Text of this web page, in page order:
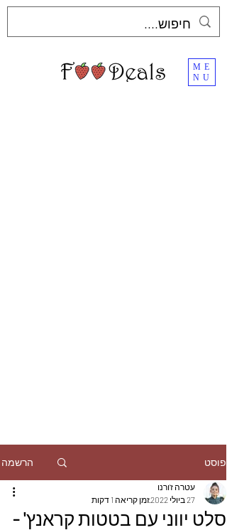
ME
NU
פוסט הרשמה
סלט יווני עם בטטות קראנץ' -
עטרה ז'ורנו
27 ביולי 2022
זמן קריאה 1 דקות